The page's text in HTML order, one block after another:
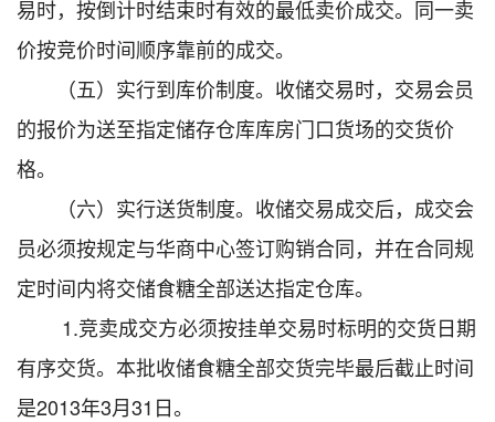
易时，按倒计时结束时有效的最低卖价成交。同一卖
价按竞价时间顺序靠前的成交。
（五）实行到库价制度。收储交易时，交易会员
的报价为送至指定储存仓库库房门口货场的交货价
格。
（六）实行送货制度。收储交易成交后，成交会
员必须按规定与华商中心签订购销合同，并在合同规
定时间内将交储食糖全部送达指定仓库。
1.竞卖成交方必须按挂单交易时标明的交货日期
有序交货。本批收储食糖全部交货完毕最后截止时间
是2013年3月31日。